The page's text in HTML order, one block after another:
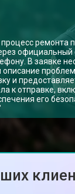
ремонта
официальный
В заявке
и
к отправке,
его